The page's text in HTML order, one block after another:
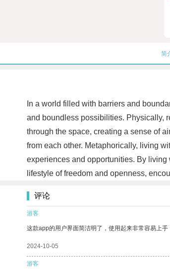
简
In a world filled with barriers and
and boundless possibilities. Physically,
through the space, creating a sense of
from each other. Metaphorically, living
experiences and opportunities. By
lifestyle of freedom and openness,
评论
游客
这款app的用户界面简洁明了，使用起来非常容易上
2024-10-05
游客